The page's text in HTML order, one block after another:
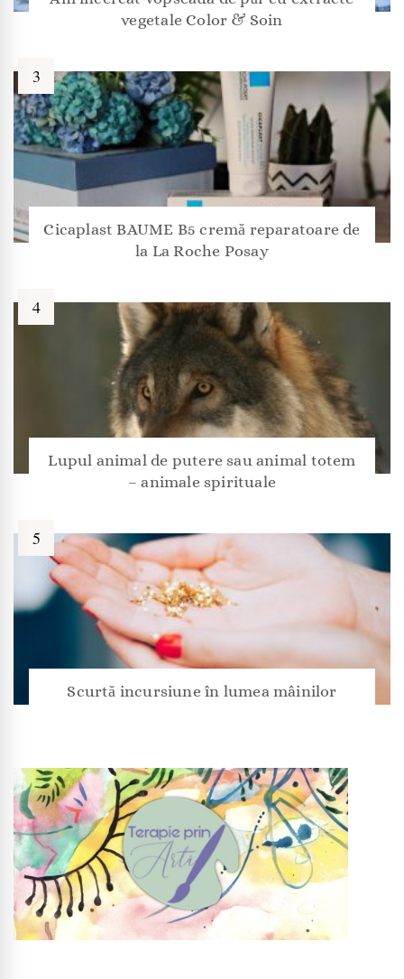
vegetale Color & Soin
Cicaplast BAUME B5 cremă reparatoare de
la La Roche Posay
Lupul animal de putere sau animal totem
– animale spirituale
Scurtă incursiune în lumea mâinilor